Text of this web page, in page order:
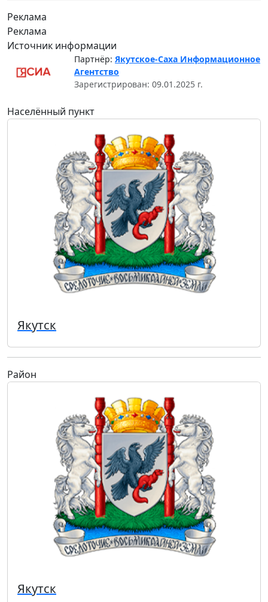
Реклама
Реклама
Источник информации
Партнёр: Якутское-Саха Информационное
Агентство
Зарегистрирован: 09.01.2025 г.
Населённый пункт
Якутск
Район
Якутск